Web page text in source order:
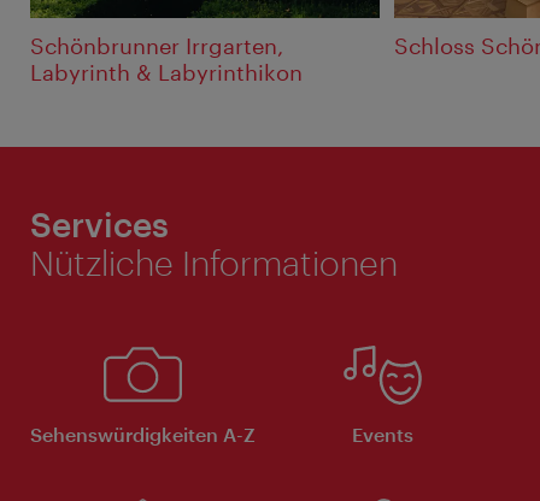
Schönbrunner Irrgarten,
Labyrinth & Labyrinthikon
Schloss
Services
Nützliche Informationen
Sehenswürdigkeiten A-Z Events